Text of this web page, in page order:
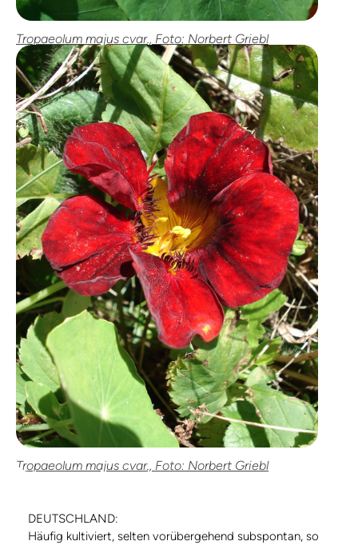
Tropaeolum majus cvar., Foto: Norbert Griebl
Tropaeolum majus cvar., Foto: Norbert Griebl
DEUTSCHLAND:
Häufig kultiviert, selten vorübergehend subspontan, so